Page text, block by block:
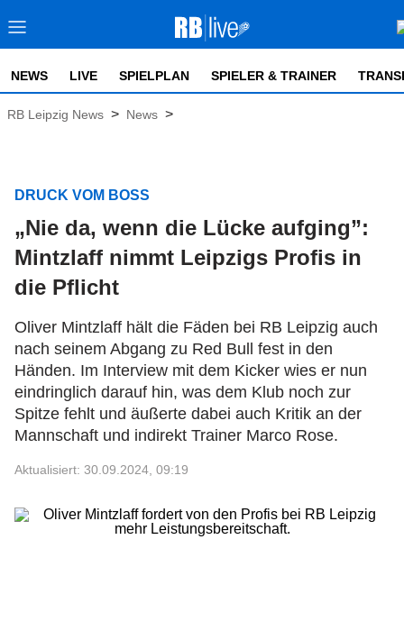
NEWS LIVE SPIELPLAN SPIELER & TRAINER
RB Leipzig News > News >
DRUCK VOM BOSS
„Nie da, wenn die Lücke aufging”:
Mintzlaff nimmt Leipzigs Profis in
die Pflicht
Oliver Mintzlaff hält die Fäden bei RB Leipzig auch
nach seinem Abgang zu Red Bull fest in den
Händen. Im Interview mit dem Kicker wies er nun
eindringlich darauf hin, was dem Klub noch zur
Spitze fehlt und äußerte dabei auch Kritik an der
Mannschaft und indirekt Trainer Marco Rose.
Aktualisiert: 30.09.2024, 09:19